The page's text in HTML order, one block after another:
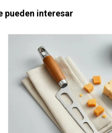
pueden interesar